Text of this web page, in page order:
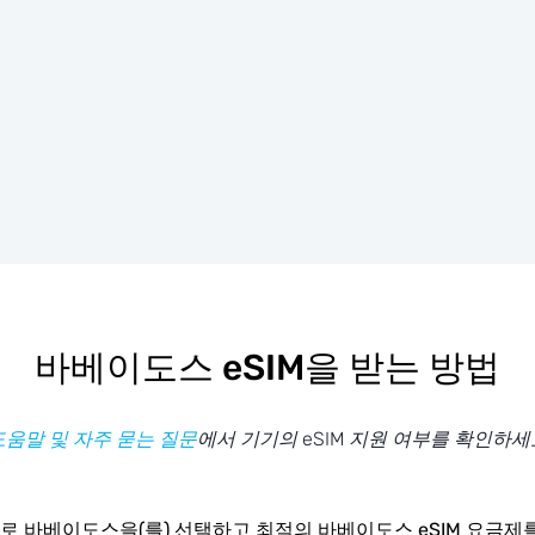
바베이도스 eSIM을 받는 방법
움말 및 자주 묻는 질문에서 기기의 eSIM 지원 여부를 확인하세
바베이도스을(를) 선택하고 최적의 바베이도스 eSIM 요금제